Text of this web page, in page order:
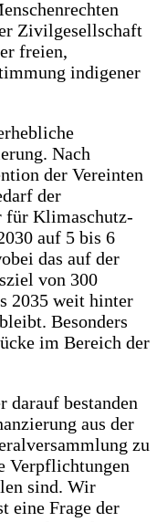
Zivilgesellschaft
freien,
indigener
Nach
der Vereinten
der
für Klimaschutz-
auf 5 bis 6
das auf der
von 300
2035 weit hinter
Besonders
im Bereich der
darauf bestanden
aus der
zu
Verpflichtungen
sind. Wir
eine Frage der